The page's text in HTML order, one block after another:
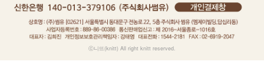
ⓒ니뜨(knitt) All right knitt reserved.